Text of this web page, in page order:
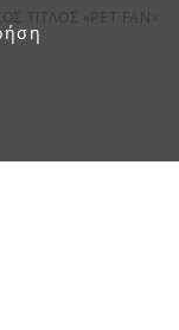
ΤΙΤΛΟΣ «PET FAN»